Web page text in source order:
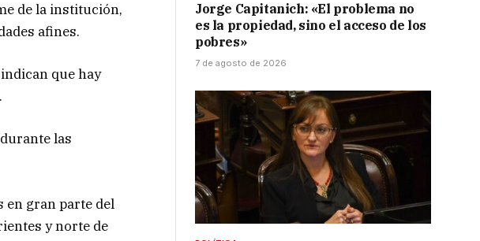
de la institución,
afines.
que hay
las
en gran parte del
y norte de
Jorge Capitanich: «El problema no
es la propiedad, sino el acceso de los
pobres»
7 de agosto de 2026